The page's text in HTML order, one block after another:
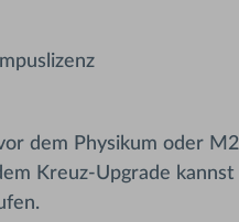
dem Physikum oder
Kreuz-Upgrade kannst